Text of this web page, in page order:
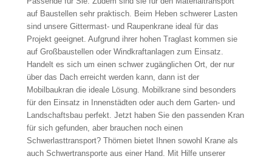
auf Baustellen sehr praktisch. Beim Heben schwerer Lasten
sind unsere Gittermast- und Raupenkrane ideal für das
Projekt geeignet. Aufgrund ihrer hohen Traglast kommen sie
auf Großbaustellen oder Windkraftanlagen zum Einsatz.
Handelt es sich um einen schwer zugänglichen Ort, der nur
über das Dach erreicht werden kann, dann ist der
Mobilbaukran die ideale Lösung. Mobilkrane sind besonders
für den Einsatz in Innenstädten oder auch dem Garten- und
Landschaftsbau perfekt. Jetzt haben Sie den passenden Kran
für sich gefunden, aber brauchen noch einen
Schwerlasttransport? Thömen bietet Ihnen sowohl Krane als
auch Schwertransporte aus einer Hand. Mit Hilfe unserer